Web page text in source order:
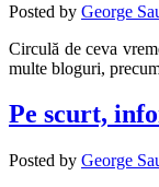
Posted by George
Circulă de ceva
multe bloguri,
Pe scurt,
Posted by George